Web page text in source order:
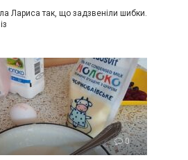
Лариса так, що задзвеніли шибки.
0